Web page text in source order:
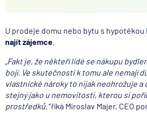
U prodeje domu nebo bytu s
najít zájemce
„Fakt je, že někteří lidé se nákupu
bojí. Ve skutečnosti k tomu ale nemají
vlastnické nároky to nijak neohrožuje a
stejný jako u nemovitosti, kterou si
prostředků,“říká Miroslav Majer, CEO